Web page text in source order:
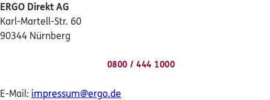
Dann lassen Sie sich helfen.
ERGO Direkt AG
Karl-Martell-Str. 60
90344 Nürnberg
0800 / 444 1000
E-Mail: impressum@ergo.de